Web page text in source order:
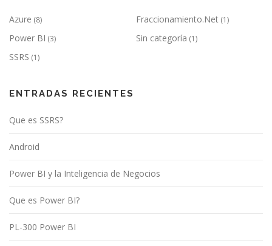
Azure (8) Fraccionamiento.Net (1)
Power BI (3) Sin categoría (1)
SSRS (1)
ENTRADAS RECIENTES
Que es SSRS?
Android
Power BI y la Inteligencia de Negocios
Que es Power BI?
PL-300 Power BI